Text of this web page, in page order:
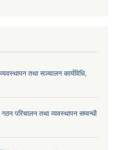
तथा सञ्चालन कार्यविधि,
परिचालन तथा व्यवस्थापन सम्वन्धी